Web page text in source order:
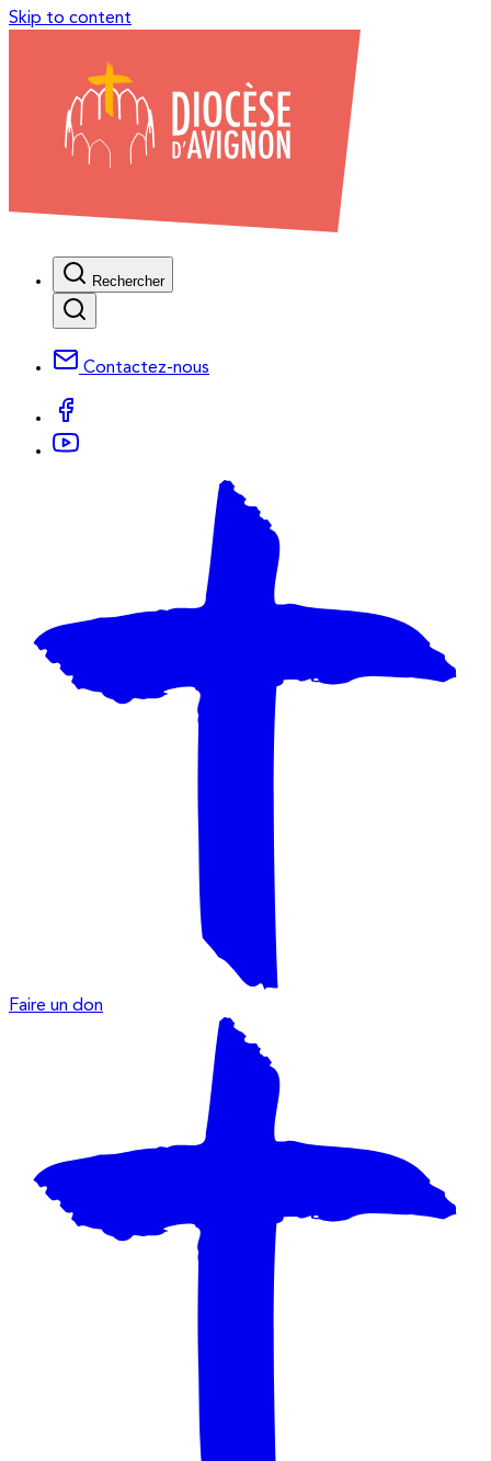
Skip to content
Rechercher
Contactez-nous
Faire un don